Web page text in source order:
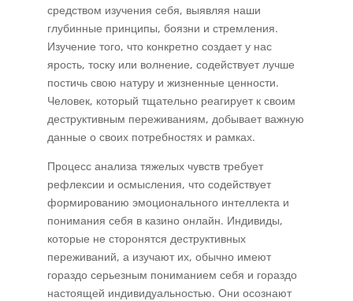
средством изучения себя, выявляя наши
глубинные принципы, боязни и стремления.
Изучение того, что конкретно создает у нас
ярость, тоску или волнение, содействует лучше
постичь свою натуру и жизненные ценности.
Человек, который тщательно реагирует к своим
деструктивным переживаниям, добывает важную
данные о своих потребностях и рамках.
Процесс анализа тяжелых чувств требует
рефлексии и осмысления, что содействует
формированию эмоционального интеллекта и
понимания себя в казино онлайн. Индивиды,
которые не сторонятся деструктивных
переживаний, а изучают их, обычно имеют
гораздо серьезным пониманием себя и гораздо
настоящей индивидуальностью. Они осознают